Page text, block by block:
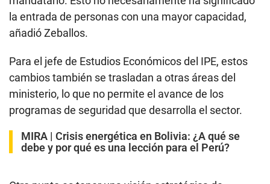
la entrada de personas con una mayor capacidad,
añadió Zeballos.
Para el jefe de Estudios Económicos del IPE, estos
cambios también se trasladan a otras áreas del
ministerio, lo que no permite el avance de los
programas de seguridad que desarrolla el sector.
MIRA | Crisis energética en Bolivia: ¿A qué se
debe y por qué es una lección para el Perú?